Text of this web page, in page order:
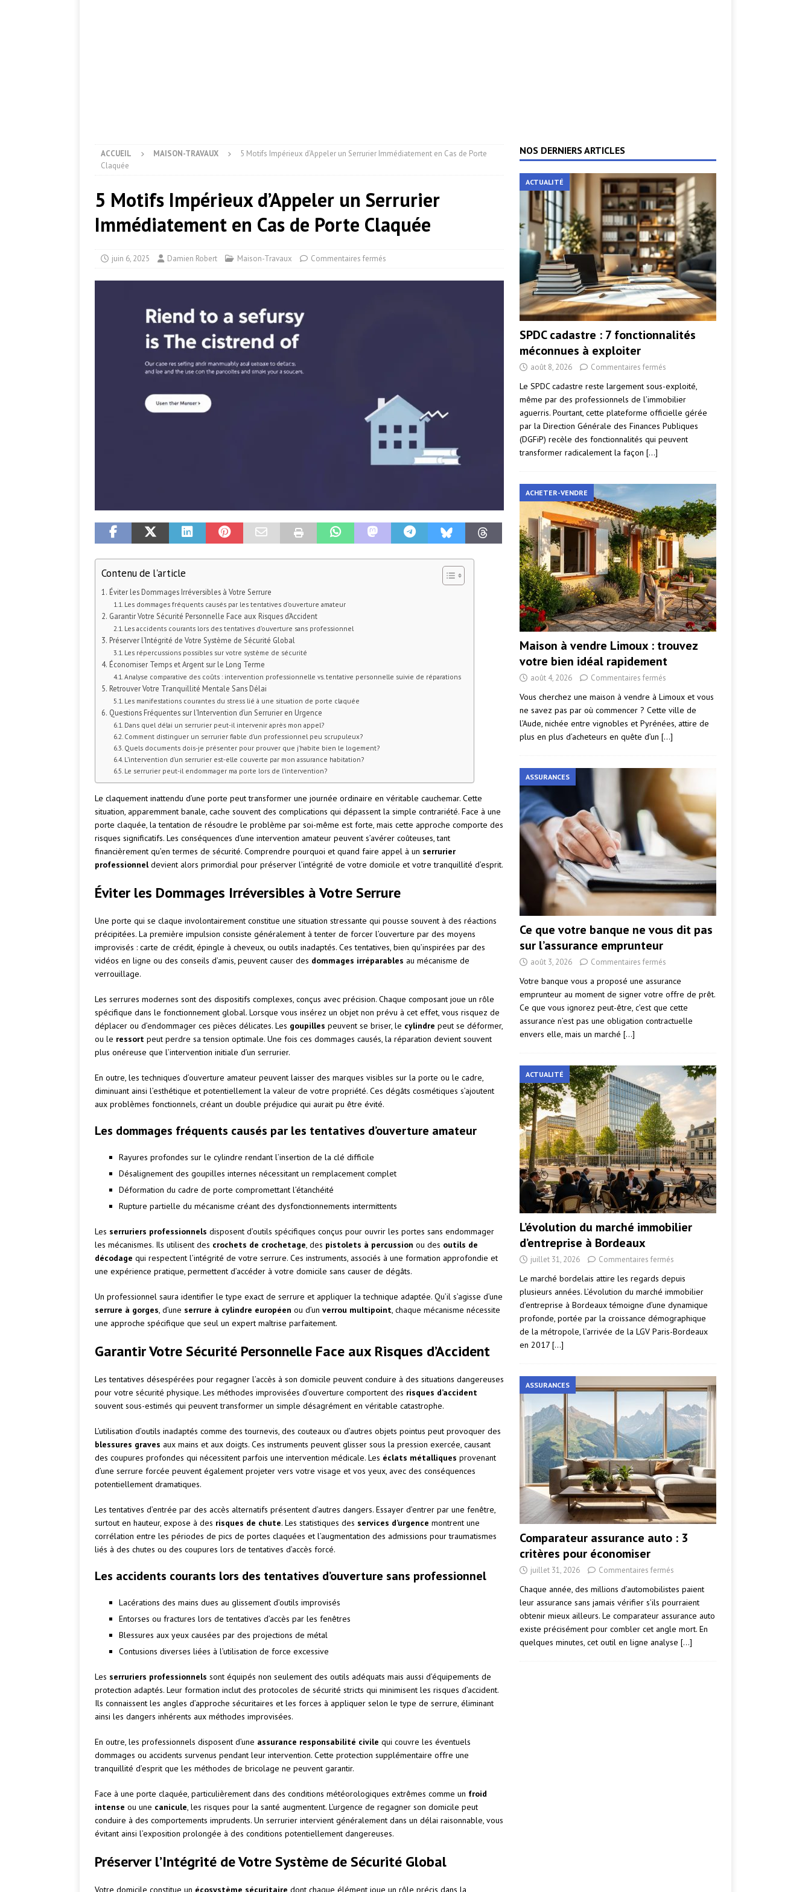
ACCUEIL MAISON-TRAVAUX
5 Motifs Impérieux d’Appeler un Serrurier Immédiatement en Cas de Porte
Claquée
5 Motifs Impérieux d’Appeler un Serrurier
Immédiatement en Cas de Porte Claquée
juin 6, 2025 Damien Robert Maison-Travaux Commentaires fermés
Contenu de l'article
Éviter les Dommages Irréversibles à Votre Serrure
Les dommages fréquents causés par les tentatives d’ouverture amateur
Garantir Votre Sécurité Personnelle Face aux Risques d’Accident
Les accidents courants lors des tentatives d’ouverture sans professionnel
Préserver l’Intégrité de Votre Système de Sécurité Global
Les répercussions possibles sur votre système de sécurité
Économiser Temps et Argent sur le Long Terme
Analyse comparative des coûts : intervention professionnelle vs. tentative personnelle suivie de réparations
Retrouver Votre Tranquillité Mentale Sans Délai
Les manifestations courantes du stress lié à une situation de porte claquée
Questions Fréquentes sur l’Intervention d’un Serrurier en Urgence
Dans quel délai un serrurier peut-il intervenir après mon appel?
Comment distinguer un serrurier fiable d’un professionnel peu scrupuleux?
Quels documents dois-je présenter pour prouver que j’habite bien le logement?
L’intervention d’un serrurier est-elle couverte par mon assurance habitation?
Le serrurier peut-il endommager ma porte lors de l’intervention?
Le claquement inattendu d’une porte peut transformer une journée ordinaire en véritable cauchemar. Cette
situation, apparemment banale, cache souvent des complications qui dépassent la simple contrariété. Face à une
porte claquée, la tentation de résoudre le problème par soi-même est forte, mais cette approche comporte des
risques significatifs. Les conséquences d’une intervention amateur peuvent s’avérer coûteuses, tant
financièrement qu’en termes de sécurité. Comprendre pourquoi et quand faire appel à un serrurier
professionneldevient alors primordial pour préserver l’intégrité de votre domicile et votre tranquillité d’esprit.
Éviter les Dommages Irréversibles à Votre Serrure
Une porte qui se claque involontairement constitue une situation stressante qui pousse souvent à des réactions
précipitées. La première impulsion consiste généralement à tenter de forcer l’ouverture par des moyens
improvisés : carte de crédit, épingle à cheveux, ou outils inadaptés. Ces tentatives, bien qu’inspirées par des
vidéos en ligne ou des conseils d’amis, peuvent causer des dommages irréparables au mécanisme de
verrouillage.
Les serrures modernes sont des dispositifs complexes, conçus avec précision. Chaque composant joue un rôle
spécifique dans le fonctionnement global. Lorsque vous insérez un objet non prévu à cet effet, vous risquez de
déplacer ou d’endommager ces pièces délicates. Les goupilles peuvent se briser, le cylindre peut se déformer,
ou le ressort peut perdre sa tension optimale. Une fois ces dommages causés, la réparation devient souvent
plus onéreuse que l’intervention initiale d’un serrurier.
En outre, les techniques d’ouverture amateur peuvent laisser des marques visibles sur la porte ou le cadre,
diminuant ainsi l’esthétique et potentiellement la valeur de votre propriété. Ces dégâts cosmétiques s’ajoutent
aux problèmes fonctionnels, créant un double préjudice qui aurait pu être évité.
Les dommages fréquents causés par les tentatives d’ouverture amateur
Rayures profondes sur le cylindre rendant l’insertion de la clé difficile
Désalignement des goupilles internes nécessitant un remplacement complet
Déformation du cadre de porte compromettant l’étanchéité
Rupture partielle du mécanisme créant des dysfonctionnements intermittents
Les serruriers professionnels disposent d’outils spécifiques conçus pour ouvrir les portes sans endommager
les mécanismes. Ils utilisent des crochets de crochetage, des pistolets à percussion ou des outils de
décodage qui respectent l’intégrité de votre serrure. Ces instruments, associés à une formation approfondie et
une expérience pratique, permettent d’accéder à votre domicile sans causer de dégâts.
Un professionnel saura identifier le type exact de serrure et appliquer la technique adaptée. Qu’il s’agisse d’une
serrure à gorges, d’une serrure à cylindre européen ou d’un verrou multipoint, chaque mécanisme nécessite
une approche spécifique que seul un expert maîtrise parfaitement.
Garantir Votre Sécurité Personnelle Face aux Risques d’Accident
Les tentatives désespérées pour regagner l’accès à son domicile peuvent conduire à des situations dangereuses
pour votre sécurité physique. Les méthodes improvisées d’ouverture comportent des risques d’accident
souvent sous-estimés qui peuvent transformer un simple désagrément en véritable catastrophe.
L’utilisation d’outils inadaptés comme des tournevis, des couteaux ou d’autres objets pointus peut provoquer des
blessures graves aux mains et aux doigts. Ces instruments peuvent glisser sous la pression exercée, causant
des coupures profondes qui nécessitent parfois une intervention médicale. Les éclats métalliques provenant
d’une serrure forcée peuvent également projeter vers votre visage et vos yeux, avec des conséquences
potentiellement dramatiques.
Les tentatives d’entrée par des accès alternatifs présentent d’autres dangers. Essayer d’entrer par une fenêtre,
surtout en hauteur, expose à des risques de chute. Les statistiques des services d’urgence montrent une
corrélation entre les périodes de pics de portes claquées et l’augmentation des admissions pour traumatismes
liés à des chutes ou des coupures lors de tentatives d’accès forcé.
Les accidents courants lors des tentatives d’ouverture sans professionnel
Lacérations des mains dues au glissement d’outils improvisés
Entorses ou fractures lors de tentatives d’accès par les fenêtres
Blessures aux yeux causées par des projections de métal
Contusions diverses liées à l’utilisation de force excessive
Les serruriers professionnels sont équipés non seulement des outils adéquats mais aussi d’équipements de
protection adaptés. Leur formation inclut des protocoles de sécurité stricts qui minimisent les risques d’accident.
Ils connaissent les angles d’approche sécuritaires et les forces à appliquer selon le type de serrure, éliminant
ainsi les dangers inhérents aux méthodes improvisées.
En outre, les professionnels disposent d’une assurance responsabilité civile qui couvre les éventuels
dommages ou accidents survenus pendant leur intervention. Cette protection supplémentaire offre une
tranquillité d’esprit que les méthodes de bricolage ne peuvent garantir.
Face à une porte claquée, particulièrement dans des conditions météorologiques extrêmes comme un froid
intense ou une canicule, les risques pour la santé augmentent. L’urgence de regagner son domicile peut
conduire à des comportements imprudents. Un serrurier intervient généralement dans un délai raisonnable, vous
évitant ainsi l’exposition prolongée à des conditions potentiellement dangereuses.
Préserver l’Intégrité de Votre Système de Sécurité Global
Votre domicile constitue un écosystème sécuritaire dont chaque élément joue un rôle précis dans la
NOS DERNIERS ARTICLES
ACTUALITÉ
SPDC cadastre : 7 fonctionnalités
méconnues à exploiter
août 8, 2026 Commentaires fermés
Le SPDC cadastre reste largement sous-exploité,
même par des professionnels de l’immobilier
aguerris. Pourtant, cette plateforme officielle gérée
par la Direction Générale des Finances Publiques
(DGFiP) recèle des fonctionnalités qui peuvent
transformer radicalement la façon […]
ACHETER-VENDRE
Maison à vendre Limoux : trouvez
votre bien idéal rapidement
août 4, 2026 Commentaires fermés
Vous cherchez une maison à vendre à Limoux et vous
ne savez pas par où commencer ? Cette ville de
l’Aude, nichée entre vignobles et Pyrénées, attire de
plus en plus d’acheteurs en quête d’un […]
ASSURANCES
Ce que votre banque ne vous dit pas
sur l’assurance emprunteur
août 3, 2026 Commentaires fermés
Votre banque vous a proposé une assurance
emprunteur au moment de signer votre offre de prêt.
Ce que vous ignorez peut-être, c’est que cette
assurance n’est pas une obligation contractuelle
envers elle, mais un marché […]
ACTUALITÉ
L’évolution du marché immobilier
d’entreprise à Bordeaux
juillet 31, 2026 Commentaires fermés
Le marché bordelais attire les regards depuis
plusieurs années. L’évolution du marché immobilier
d’entreprise à Bordeaux témoigne d’une dynamique
profonde, portée par la croissance démographique
de la métropole, l’arrivée de la LGV Paris-Bordeaux
en 2017 […]
ASSURANCES
Comparateur assurance auto : 3
critères pour économiser
juillet 31, 2026 Commentaires fermés
Chaque année, des millions d’automobilistes paient
leur assurance sans jamais vérifier s’ils pourraient
obtenir mieux ailleurs. Le comparateur assurance auto
existe précisément pour combler cet angle mort. En
quelques minutes, cet outil en ligne analyse […]